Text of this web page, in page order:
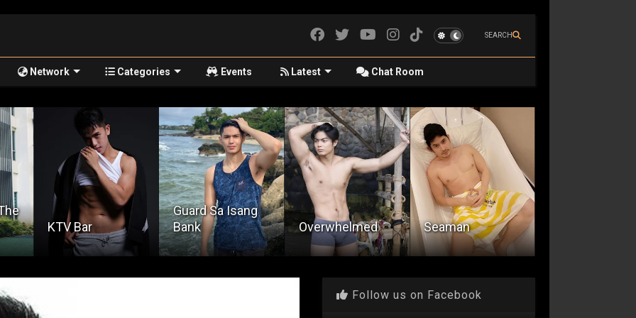
SEARCH
Network Categories Events Latest Chat Room
Guard Sa Isang
Bank
Overwhelmed Seaman
Encounter With
A Hotel Guard
Follow us on Facebook